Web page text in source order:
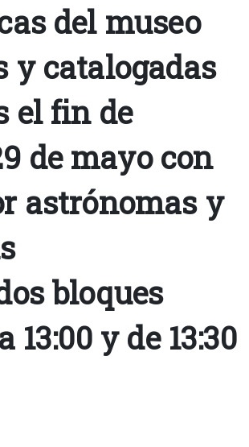
del museo
y catalogadas
el fin de
de mayo con
astrónomas y
bloques
13:00 y de 13:30